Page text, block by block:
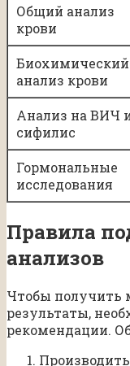
Общий анализ
крови
Биохимический
анализ крови
Анализ на ВИЧ
сифилис
Гормональные
исследования
Правила
анализов
Чтобы получить
результаты,
рекомендации.